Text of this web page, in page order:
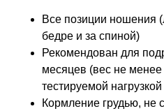
Все позиции ношения
бедре и за спиной)
Рекомендован для
месяцев (вес не менее
тестируемой нагрузкой
Кормление грудью, не